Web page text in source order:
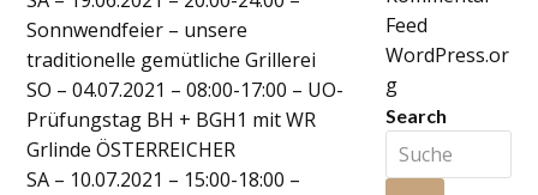
Sonnwendfeier – unsere
traditionelle gemütliche Grillerei
SO – 04.07.2021 – 08:00-17:00 – UO-
Prüfungstag BH + BGH1 mit WR
Grlinde ÖSTERREICHER
SA – 10.07.2021 – 15:00-18:00 –
Feed
WordPress.or
g
Search
Suche